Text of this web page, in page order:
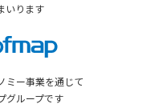
いります
ミー事業を通じて
グループです